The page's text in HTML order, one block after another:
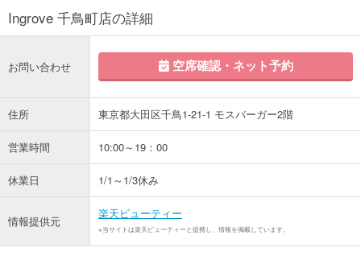
Ingrove 千鳥町店の詳細
お問い合わせ 空席確認・ネット予約
住所 東京都大田区千鳥1-21-1 モスバーガー2階
営業時間 10:00～19：00
休業日 1/1～1/3休み
情報提供元
楽天ビューティー
※当サイトは楽天ビューティーと提携し、情報を掲載しています。